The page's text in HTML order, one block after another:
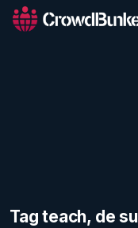
Tag teach, de